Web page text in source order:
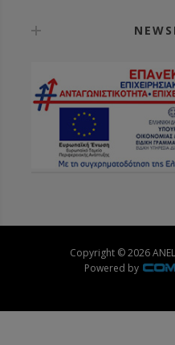
Copyright © 2026
Powered by